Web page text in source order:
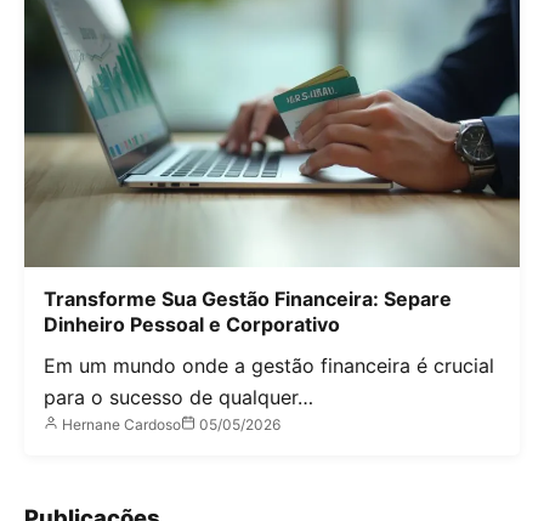
Transforme Sua Gestão Financeira: Separe
Dinheiro Pessoal e Corporativo
Em um mundo onde a gestão financeira é crucial
para o sucesso de qualquer…
Hernane Cardoso 05/05/2026